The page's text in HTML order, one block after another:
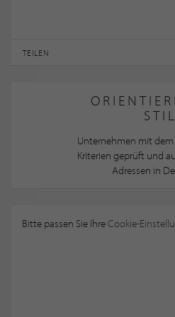
TEILEN
Unternehmen mit dem
Kriterien geprüft und
Adressen in
Bitte passen Sie IhreCookie-